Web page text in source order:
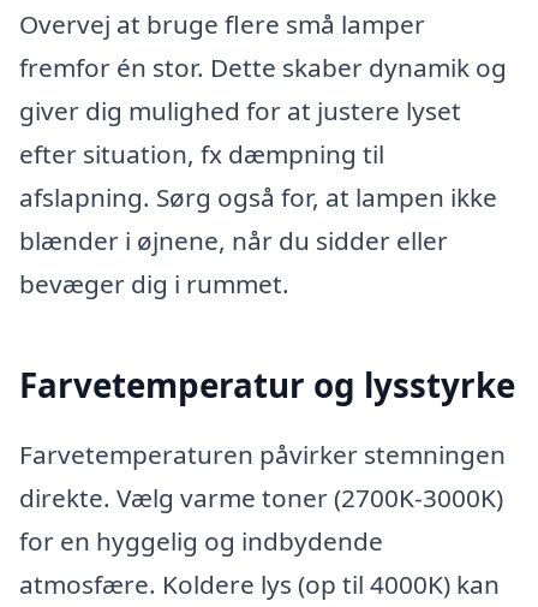
Overvej at bruge flere små lamper
fremfor én stor. Dette skaber dynamik og
giver dig mulighed for at justere lyset
efter situation, fx dæmpning til
afslapning. Sørg også for, at lampen ikke
blænder i øjnene, når du sidder eller
bevæger dig i rummet.
Farvetemperatur og lysstyrke
Farvetemperaturen påvirker stemningen
direkte. Vælg varme toner (2700K-3000K)
for en hyggelig og indbydende
atmosfære. Koldere lys (op til 4000K) kan